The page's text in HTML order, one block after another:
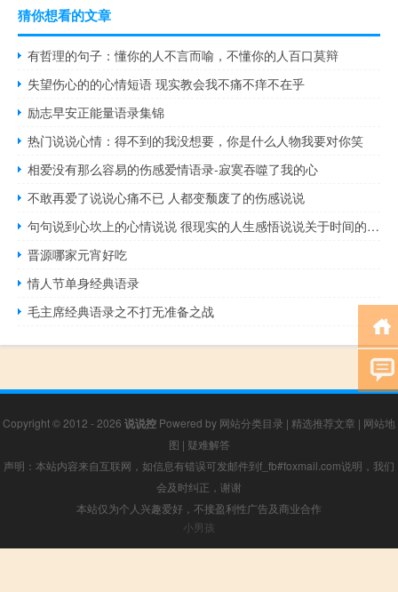
猜你想看的文章
有哲理的句子：懂你的人不言而喻，不懂你的人百口莫辩
失望伤心的的心情短语 现实教会我不痛不痒不在乎
励志早安正能量语录集锦
热门说说心情：得不到的我没想要，你是什么人物我要对你笑
相爱没有那么容易的伤感爱情语录-寂寞吞噬了我的心
不敢再爱了说说心痛不已 人都变颓废了的伤感说说
句句说到心坎上的心情说说 很现实的人生感悟说说关于时间的说说
晋源哪家元宵好吃
情人节单身经典语录
毛主席经典语录之不打无准备之战
Copyright © 2012 - 2026 说说控 Powered by 网站分类目录 | 精选推荐文章 | 网站地
图 | 疑难解答
声明：本站内容来自互联网，如信息有错误可发邮件到f_fb#foxmail.com说明，我们
会及时纠正，谢谢
本站仅为个人兴趣爱好，不接盈利性广告及商业合作
小男孩